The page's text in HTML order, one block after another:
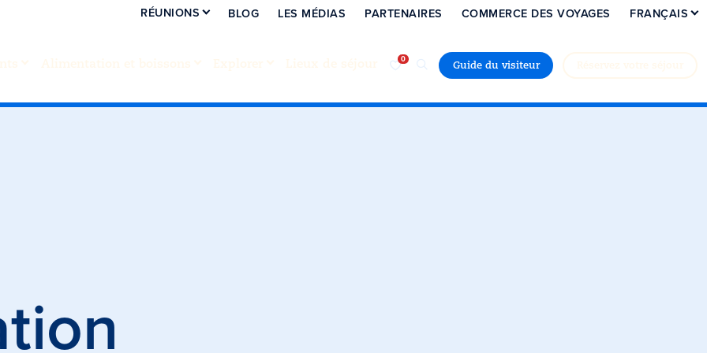
Guide du visiteur
RÉUNIONS BLOG LES MÉDIAS PARTENAIRES COMMERCE DES VOYAGES FRANÇAIS